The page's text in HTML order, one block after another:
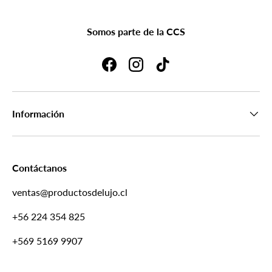
Somos parte de la CCS
FacebookInstagramTikTok
Información
Contáctanos
ventas@productosdelujo.cl
+56 224 354 825
+569 5169 9907